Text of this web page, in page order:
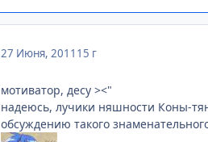
27 Июня, 2011 15 г
мотиватор, десу ><"
надеюсь, лучики няшности Коны-
обсуждению такого